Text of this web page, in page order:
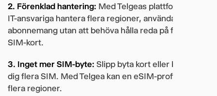
2. Förenklad hantering: Med Telgeas plattform kan
IT-ansvariga hantera flera regioner, användare och
abonnemang utan att behöva hålla reda på fysiska
SIM-kort.
3. Inget mer SIM-byte: Slipp byta kort eller bära med
dig flera SIM. Med Telgea kan en eSIM-profil täcka
flera regioner.